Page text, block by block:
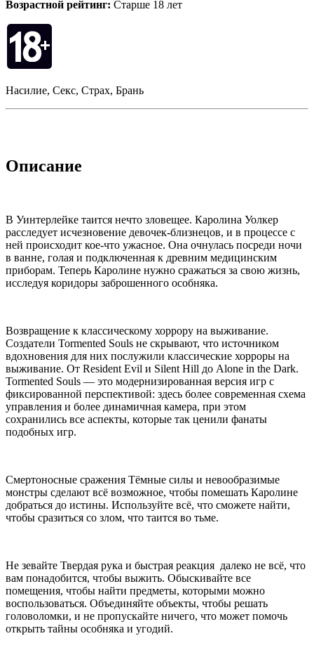
Возрастной рейтинг: Старше 18 лет
Насилие, Секс, Страх, Брань
Описание
В Уинтерлейке таится нечто зловещее. Каролина Уолкер
расследует исчезновение девочек-близнецов, и в процессе с
ней происходит кое-что ужасное. Она очнулась посреди ночи
в ванне, голая и подключенная к древним медицинским
приборам. Теперь Каролине нужно сражаться за свою жизнь,
исследуя коридоры заброшенного особняка.
Возвращение к классическому хоррору на выживание.
Создатели Tormented Souls не скрывают, что источником
вдохновения для них послужили классические хорроры на
выживание. От Resident Evil и Silent Hill до Alone in the Dark.
Tormented Souls — это модернизированная версия игр с
фиксированной перспективой: здесь более современная схема
управления и более динамичная камера, при этом
сохранились все аспекты, которые так ценили фанаты
подобных игр.
Смертоносные сражения Тёмные силы и невообразимые
монстры сделают всё возможное, чтобы помешать Каролине
добраться до истины. Используйте всё, что сможете найти,
чтобы сразиться со злом, что таится во тьме.
Не зевайте Твердая рука и быстрая реакция далеко не всё, что
вам понадобится, чтобы выжить. Обыскивайте все
помещения, чтобы найти предметы, которыми можно
воспользоваться. Объединяйте объекты, чтобы решать
головоломки, и не пропускайте ничего, что может помочь
открыть тайны особняка и угодий.